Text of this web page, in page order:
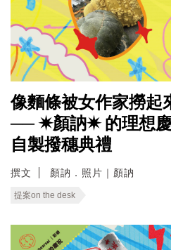
像麵條被女作家撈起
── ✷顏訥✷ 的理想慶
自製撥穗典禮
撰文 顏訥．照片｜顏訥
提案on the desk